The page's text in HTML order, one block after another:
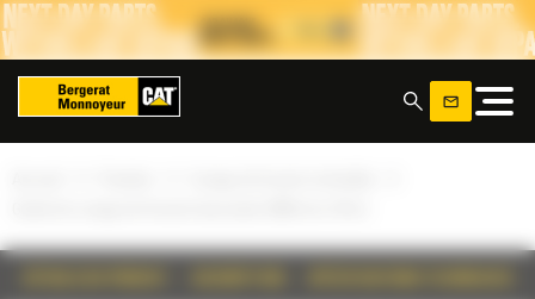
Panneau de gestion des cookies